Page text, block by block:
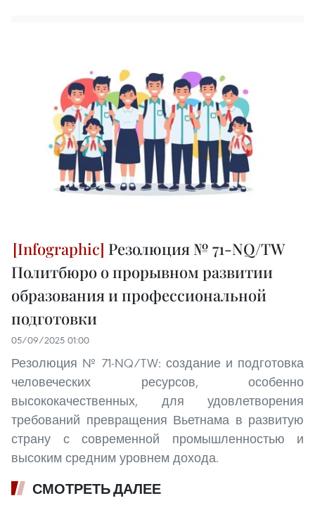
Резолюция № 71-NQ/TW
Политбюро о прорывном развитии
образования и профессиональной
подготовки
05/09/2025 01:00
Резолюция № 71-NQ/TW: создание и подготовка
человеческих ресурсов, особенно
высококачественных, для удовлетворения
требований превращения Вьетнама в развитую
страну с современной промышленностью и
высоким средним уровнем дохода.
СМОТРЕТЬ ДАЛЕЕ